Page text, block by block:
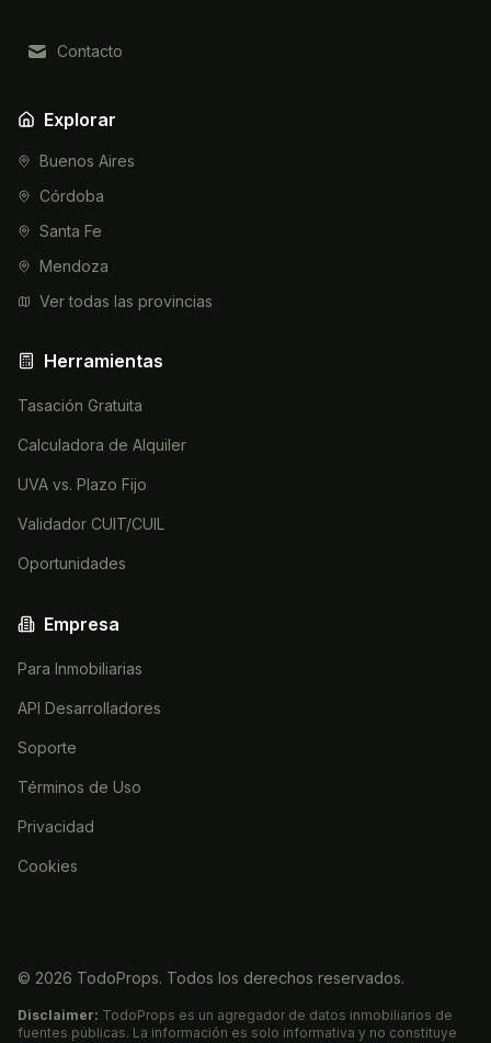
Contacto
Explorar
Buenos Aires
Córdoba
Santa Fe
Mendoza
Ver todas las provincias
Herramientas
Tasación Gratuita
Calculadora de Alquiler
UVA vs. Plazo Fijo
Validador CUIT/CUIL
Oportunidades
Empresa
Para Inmobiliarias
API Desarrolladores
Soporte
Términos de Uso
Privacidad
Cookies
© 2026 TodoProps. Todos los derechos reservados.
Disclaimer: TodoProps es un agregador de datos inmobiliarios de
fuentes públicas. La información es solo informativa y no constituye